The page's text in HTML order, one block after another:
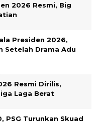
2026 Resmi, Big
Presiden 2026,
Setelah Drama Adu
Resmi Dirilis,
Laga Berat
PSG Turunkan Skuad